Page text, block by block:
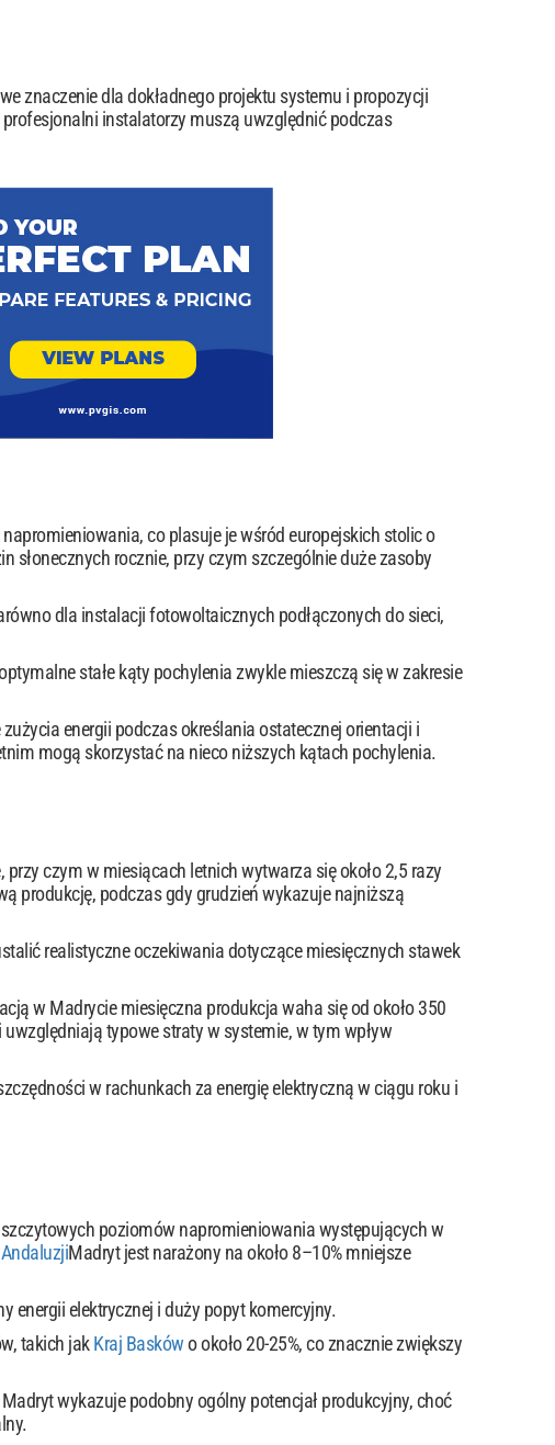
znaczenie dla dokładnego projektu systemu i propozycji
instalatorzy muszą uwzględnić podczas
co plasuje je wśród europejskich stolic o
słonecznych rocznie, przy czym szczególnie duże zasoby
dla instalacji fotowoltaicznych podłączonych do sieci,
stałe kąty pochylenia zwykle mieszczą się w zakresie
energii podczas określania ostatecznej orientacji i
mogą skorzystać na nieco niższych kątach pochylenia.
czym w miesiącach letnich wytwarza się około 2,5 razy
produkcję, podczas gdy grudzień wykazuje najniższą
realistyczne oczekiwania dotyczące miesięcznych stawek
w Madrycie miesięczna produkcja waha się od około 350
typowe straty w systemie, w tym wpływ
w rachunkach za energię elektryczną w ciągu roku i
poziomów napromieniowania występujących w
Madryt jest narażony na około 8–10% mniejsze
energii elektrycznej i duży popyt komercyjny.
takich jakKraj Baskówo około 20-25%, co znacznie zwiększy
Madryt wykazuje podobny ogólny potencjał produkcyjny, choć